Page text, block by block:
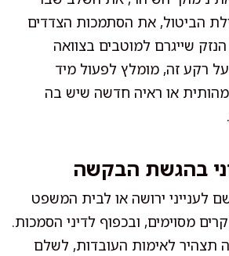
הביטול, את הסתמכות הצדדים
שייגרם למוטבים בצוואה
על רקע זה, מומלץ לפעול מיד
או ראיה חדשה שיש בה
בהגשת הבקשה
לענייני ירושה או לבית המשפט
מסוימים, ובכפוף לדיני הסמכות.
תצהיר לאימות העובדות, לשלם